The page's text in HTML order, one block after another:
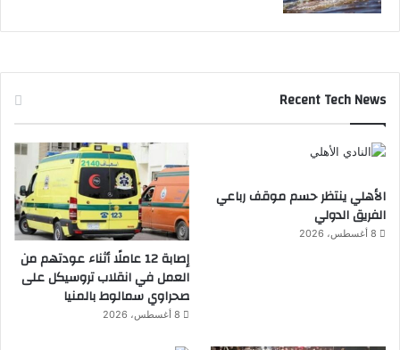
Recent Tech News
الأهلي ينتظر حسم موقف رباعي
الفريق الدولي
8 أغسطس، 2026
إصابة 12 عاملًا أثناء عودتهم من
العمل في انقلاب تروسيكل على
صحراوي سمالوط بالمنيا
8 أغسطس، 2026